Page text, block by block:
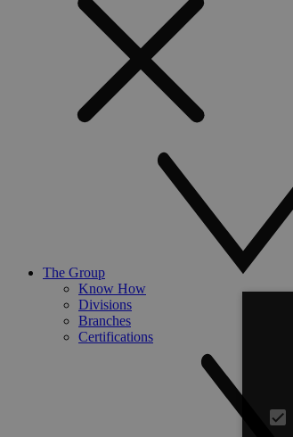
The Group
Know How
Divisions
Branches
Certifications